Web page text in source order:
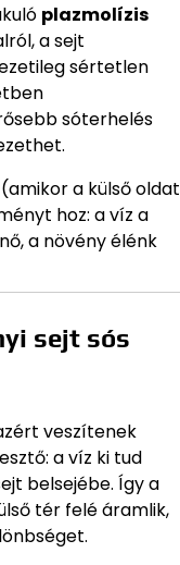
plazmolízis
a sejt
sértetlen
sóterhelés
(amikor a külső oldat
hoz: a víz a
a növény élénk
sejt sós
veszítenek
a víz ki tud
belsejébe. Így a
tér felé áramlik,